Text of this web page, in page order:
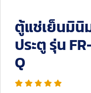
ตู้แช่เย็นมินิ
ประตู รุ่น
Q